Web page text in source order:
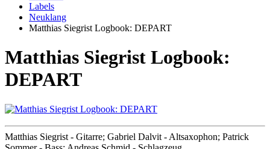
Labels
Neuklang
Matthias Siegrist Logbook: DEPART
Matthias Siegrist Logbook:
DEPART
Matthias Siegrist - Gitarre; Gabriel Dalvit - Altsaxophon; Patrick